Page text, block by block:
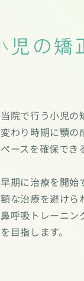
小児の
当院で行う小児の
変わり時期に顎の
ペースを確保でき
早期に治療を開始
額な治療を避けら
鼻呼吸トレーニン
を目指します。